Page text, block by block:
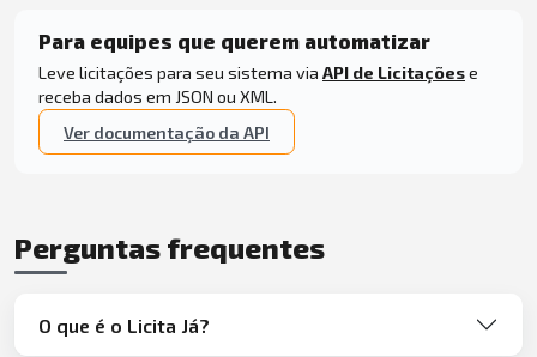
Para equipes que querem automatizar
Leve licitações para seu sistema via API de Licitaçõese
receba dados em JSON ou XML.
Ver documentação da API
Perguntas frequentes
O que é o Licita Já?